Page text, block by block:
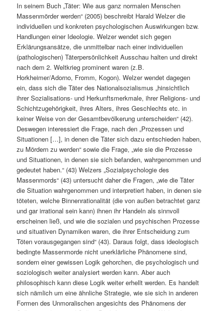
In seinem Buch „Täter: Wie aus ganz normalen Menschen
Massenmörder werden“ (2005) beschreibt Harald Welzer die
individuellen und konkreten psychologischen Auswirkungen bzw.
Handlungen einer Ideologie. Welzer wendet sich gegen
Erklärungsansätze, die unmittelbar nach einer individuellen
(pathologischen) Täterpersönlichkeit Ausschau halten und direkt
nach dem 2. Weltkrieg prominent waren (z.B.
Horkheimer/Adorno, Fromm, Kogon). Welzer wendet dagegen
ein, dass sich die Täter des Nationalsozialismus „hinsichtlich
ihrer Sozialisations- und Herkunftsmerkmale, ihrer Religions- und
Schichtzugehörigkeit, ihres Alters, ihres Geschlechts etc. in
keiner Weise von der Gesamtbevölkerung unterscheiden“ (42).
Deswegen interessiert die Frage, nach den „Prozessen und
Situationen […], in denen die Täter sich dazu entschieden haben,
zu Mördern zu werden“ sowie die Frage, „wie sie die Prozesse
und Situationen, in denen sie sich befanden, wahrgenommen und
gedeutet haben.“ (43) Welzers „Sozialpsychologie des
Massenmords“ (43) untersucht daher die Fragen, „wie die Täter
die Situation wahrgenommen und interpretiert haben, in denen sie
töteten, welche Binnenrationalität (die von außen betrachtet ganz
und gar irrational sein kann) ihnen ihr Handeln als sinnvoll
erscheinen ließ, und wie die sozialen und psychischen Prozesse
und situativen Dynamiken waren, die ihrer Entscheidung zum
Töten vorausgegangen sind“ (43). Daraus folgt, dass ideologisch
bedingte Massenmorde nicht unerklärliche Phänomene sind,
sondern einer gewissen Logik gehorchen, die psychologisch und
soziologisch weiter analysiert werden kann. Aber auch
philosophisch kann diese Logik weiter erhellt werden. Es handelt
sich nämlich um eine ähnliche Strategie, wie sie sich in anderen
Formen des Unmoralischen angesichts des Phänomens der